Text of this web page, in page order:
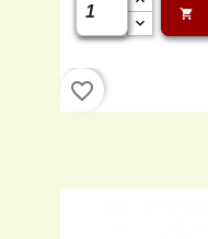
shopping_cart
favorite_border